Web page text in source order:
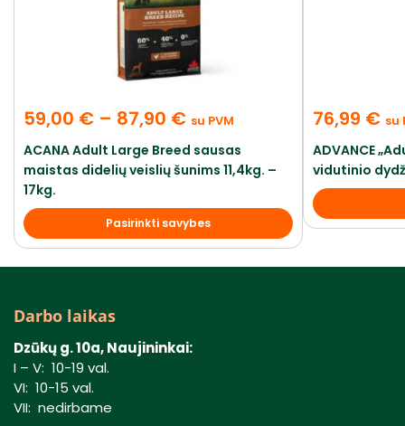
59,00 € – 87,90 € su PVM
ACANA Adult Large Breed sausas
maistas didelių veislių šunims 11,4kg. –
17kg.
Pasirinkti savybes
76,99 € su
ADVANCE
vidutinio
Darbo laikas
Dzūkų g. 10a, Naujininkai:
I – V: 10-19 val.
VI: 10-15 val.
VII: nedirbame